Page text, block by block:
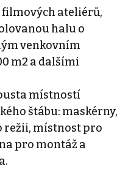
ateliérů,
halu o
venkovním
m2 a dalšími
místností
štábu: maskérny,
režii, místnost pro
pro montáž a